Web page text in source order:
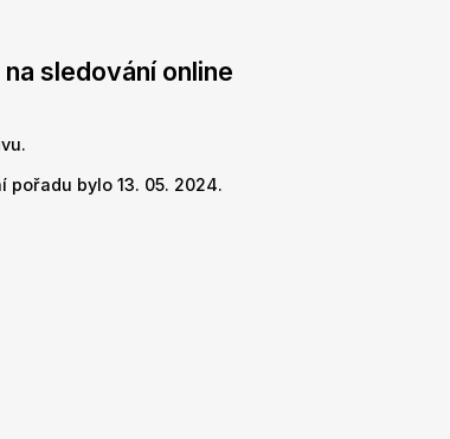
sledování online
pořadu bylo 13. 05. 2024.